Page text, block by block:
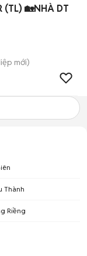
(TL) 🏡NHÀ DT
mới)
Thành
Riềng